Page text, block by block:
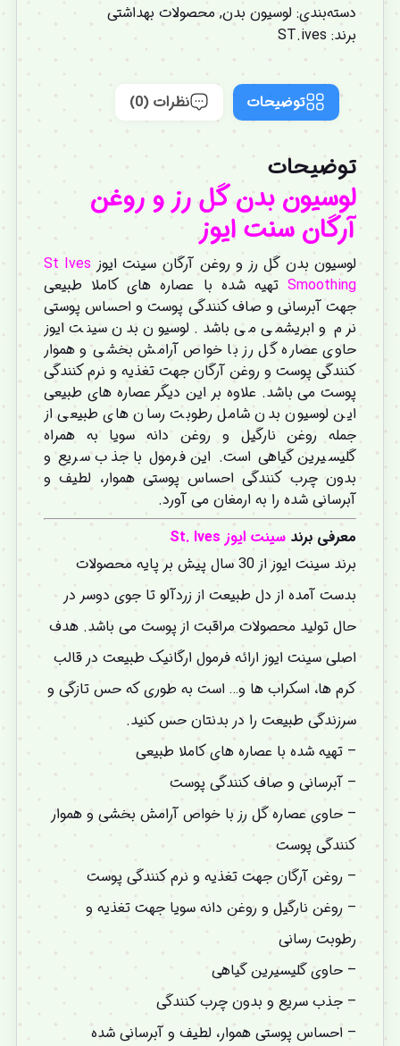
دسته‌بندی: لوسیون بدن, محصولات بهداشتی
برند: ST.ives
توضیحات نظرات (0)
توضیحات
لوسیون بدن گل رز و روغن
آرگان سنت ایوز
لوسیون بدن گل رز و روغن آرگان سینت ایوز St Ives
Smoothingتهیه شده با عصاره های کاملا طبیعی
جهت آبرسانی و صاف کنندگی پوست و احساس پوستی
نرم و ابریشمی می باشد. لوسیون بدن سینت ایوز
حاوی عصاره گل رز با خواص آرامش بخشی و هموار
کنندگی پوست و روغن آرگان جهت تغذیه و نرم کنندگی
پوست می باشد. علاوه بر این دیگر عصاره های طبیعی
این لوسیون بدن شامل رطوبت رسان های طبیعی از
جمله روغن نارگیل و روغن دانه سویا به همراه
گلیسیرین گیاهی است. این فرمول با جذب سریع و
بدون چرب کنندگی احساس پوستی هموار، لطیف و
آبرسانی شده را به ارمغان می آورد.
معرفی برند سینت ایوز St. Ives
برند سینت ایوز از 30 سال پیش بر پایه محصولات
بدست آمده از دل طبیعت از زردآلو تا جوی دوسر در
حال تولید محصولات مراقبت از پوست می باشد. هدف
اصلی سینت ایوز ارائه فرمول ارگانیک طبیعت در قالب
کرم ها، اسکراب ها و… است به طوری که حس تازگی و
سرزندگی طبیعت را در بدنتان حس کنید.
– تهیه شده با عصاره های کاملا طبیعی
– آبرسانی و صاف کنندگی پوست
– حاوی عصاره گل رز با خواص آرامش بخشی و هموار
کنندگی پوست
– روغن آرگان جهت تغذیه و نرم کنندگی پوست
– روغن نارگیل و روغن دانه سویا جهت تغذیه و
رطوبت رسانی
– حاوی گلیسیرین گیاهی
– جذب سریع و بدون چرب کنندگی
– احساس پوستی هموار، لطیف و آبرسانی شده